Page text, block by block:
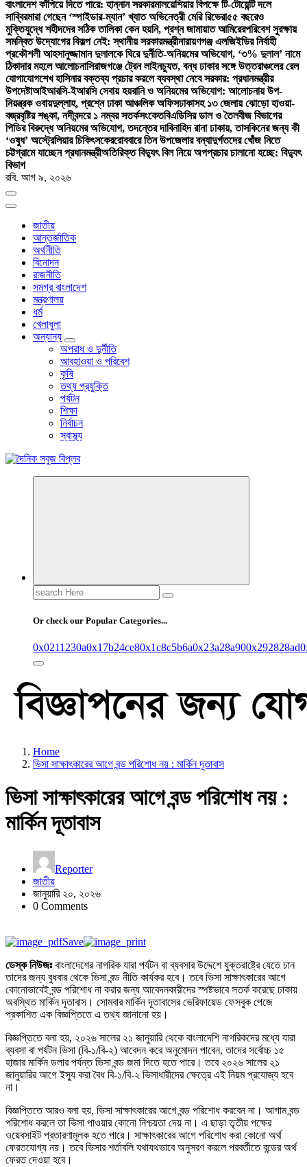
বাংলাদেশ কাঁপিয়ে দিতে পারে: হান্নান সরকারমালয়েশিয়ার বিপক্ষে টি-টোয়েন্টি দলে
সাব্বিরমারা গেছেন ‘স্পাইডার-ম্যান’ খ্যাত অভিনেত্রী মেরি রিভেরা৫৫ বছরেও
মুক্তিযুদ্ধে শহীদদের সঠিক তালিকা কেন হয়নি, প্রশ্ন জামায়াত আমিরেরপরিবেশ সুরক্ষায়
সমন্বিত উদ্যোগের বিকল্প নেই: স্থানীয় সরকারমন্ত্রীনারায়ণগঞ্জ এলজিইডির নির্বাহী
প্রকৌশলী আহসানুজ্জামান দুলালকে ঘিরে দুর্নীতি-অনিয়মের অভিযোগ, ‘৩% দুলাল’ নামে
ঠিকাদার মহলে আলোচনাসিরাজগঞ্জে ট্রেন লাইনচ্যুত, বন্ধ ঢাকার সঙ্গে উত্তরাঞ্চলের রেল
যোগাযোগশেখ হাসিনার বক্তব্য প্রচার করলে ব্যবস্থা নেবে সরকার: প্রধানমন্ত্রীর
উপদেষ্টাআইআরসি-ইআরসি সেবায় হয়রানি ও অনিয়মের অভিযোগ: আলোচনায় উপ-
নিয়ন্ত্রক ওবায়দুল্লাহ, প্রশ্নে ঢাকা আঞ্চলিক অফিসঢাকাসহ ১৩ জেলায় ঝোড়ো হাওয়া-
বজ্রবৃষ্টির শঙ্কা, নদীবন্দরে ১ নম্বর সতর্কসংকেতবিএডিসির ডাল ও তৈলবীজ বিভাগের
পিডির বিরুদ্ধে অনিয়মের অভিযোগ, তদন্তের দাবিনাহিদ রানা ঢাকায়, তাসকিনের জন্য কী
‘ওষুধ’ অস্ট্রেলিয়ার চিকিৎসকেররোববারে তিন উপজেলার বন্যাদুর্গতদের খোঁজ নিতে
চট্টগ্রামে যাচ্ছেন প্রধানমন্ত্রীঅতিরিক্ত বিদ্যুৎ বিল নিয়ে অপপ্রচার চালানো হচ্ছে: বিদ্যুৎ
বিভাগ
রবি. আগ ৯, ২০২৬
জাতীয়
আন্তর্জাতিক
অর্থনীতি
বিনোদন
রাজনীতি
সমগ্র বাংলাদেশ
মন্ত্রণালয়
ধর্ম
খেলাধুলা
অন্যান্য
অপরাধ ও দুর্নীতি
আবহাওয়া ও পরিবেশ
কৃষি
তথ্য প্রযুক্তি
পর্যটন
শিক্ষা
নির্বাচন
স্বাস্থ্য
বাংলা নিউজ পেপার
Search
for:
Or check our Popular Categories...
0x0211230a0x17b24ce80x1c8c5b6a0x23a28a900x292828ad
Home
ভিসা সাক্ষাৎকারের আগে বন্ড পরিশোধ নয় : মার্কিন দূতাবাস
ভিসা সাক্ষাৎকারের আগে বন্ড পরিশোধ নয় :
মার্কিন দূতাবাস
Reporter
জাতীয়
জানুয়ারি ২০, ২০২৬
0 Comments
Save
ডেস্ক নিউজঃবাংলাদেশের নাগরিক যারা পর্যটন বা ব্যবসার উদ্দেশে যুক্তরাষ্ট্রে যেতে চান
তাদের জন্য বুধবার থেকে ভিসা বন্ড নীতি কার্যকর হবে। তবে ভিসা সাক্ষাৎকারের আগে
কোনোভাবেই বন্ড পরিশোধ না করার জন্য আবেদনকারীদের স্পষ্টভাবে সতর্ক করেছে ঢাকায়
অবস্থিত মার্কিন দূতাবাস। সোমবার মার্কিন দূতাবাসের ভেরিফায়েড ফেসবুক পেজে
প্রকাশিত এক বিজ্ঞপ্তিতে এ তথ্য জানানো হয়।
বিজ্ঞপ্তিতে বলা হয়, ২০২৬ সালের ২১ জানুয়ারি থেকে বাংলাদেশি নাগরিকদের মধ্যে যারা
ব্যবসা বা পর্যটন ভিসা (বি-১/বি-২) আবেদন করে অনুমোদন পাবেন, তাদের সর্বোচ্চ ১৫
হাজার মার্কিন ডলার পর্যন্ত ভিসা বন্ড জমা দিতে হতে পারে। তবে ২০২৬ সালের ২১
জানুয়ারির আগে ইস্যু করা বৈধ বি-১/বি-২ ভিসাধারীদের ক্ষেত্রে এই নিয়ম প্রযোজ্য হবে
না।
বিজ্ঞপ্তিতে আরও বলা হয়, ভিসা সাক্ষাৎকারের আগে বন্ড পরিশোধ করবেন না। আগাম বন্ড
পরিশোধ করলে তা ভিসা পাওয়ার কোনো নিশ্চয়তা দেয় না। এ ছাড়া তৃতীয় পক্ষের
ওয়েবসাইট প্রতারণামূলক হতে পারে। সাক্ষাৎকারের আগে পরিশোধ করা কোনো অর্থ
ফেরতযোগ্য নয়। তবে ভিসার শর্তাবলি যথাযথভাবে অনুসরণ করলে পরবর্তীতে বন্ডের অর্থ
ফেরত দেওয়া হবে।